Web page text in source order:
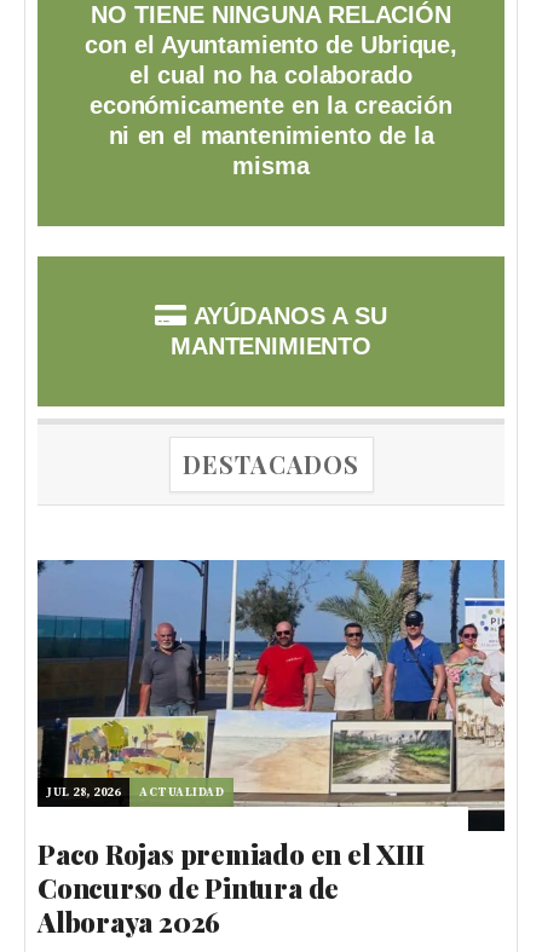
NO TIENE NINGUNA RELACIÓN
con el Ayuntamiento de Ubrique,
el cual no ha colaborado
económicamente en la creación
ni en el mantenimiento de la
misma
AYÚDANOS A SU
MANTENIMIENTO
DESTACADOS
JUL 28, 2026 ACTUALIDAD
Paco Rojas premiado en el XIII
Concurso de Pintura de
Alboraya 2026